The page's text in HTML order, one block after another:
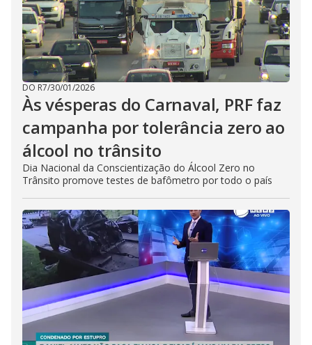
DO R7/30/01/2026
Às vésperas do Carnaval, PRF faz
campanha por tolerância zero ao
álcool no trânsito
Dia Nacional da Conscientização do Álcool Zero no
Trânsito promove testes de bafômetro por todo o país